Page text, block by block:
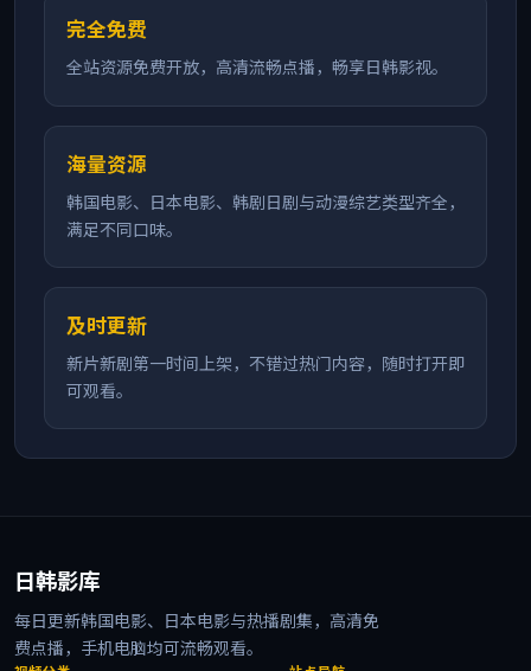
完全免费
全站资源免费开放，高清流畅点播，畅享日韩影视。
海量资源
韩国电影、日本电影、韩剧日剧与动漫综艺类型齐全，
满足不同口味。
及时更新
新片新剧第一时间上架，不错过热门内容，随时打开即
可观看。
日韩影库
每日更新韩国电影、日本电影与热播剧集，高清免
费点播，手机电脑均可流畅观看。